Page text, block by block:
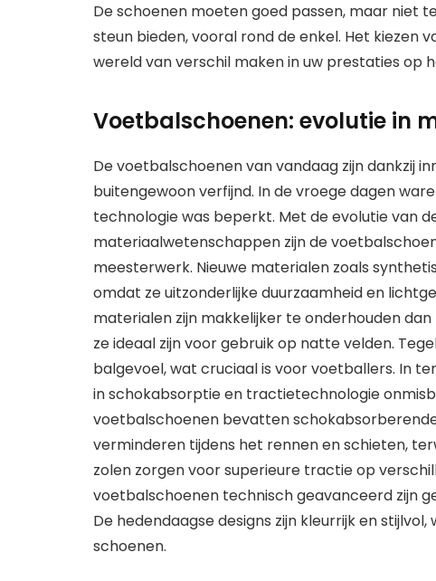
De schoenen moeten goed passen, maar niet
steun bieden, vooral rond de enkel. Het kiezen
wereld van verschil maken in uw prestaties op
Voetbalschoenen: evolutie in
De voetbalschoenen van vandaag zijn dankzij
buitengewoon verfijnd. In de vroege dagen
technologie was beperkt. Met de evolutie van
materiaalwetenschappen zijn de
meesterwerk. Nieuwe materialen zoals
omdat ze uitzonderlijke duurzaamheid en
materialen zijn makkelijker te onderhouden
ze ideaal zijn voor gebruik op natte velden.
balgevoel, wat cruciaal is voor voetballers. In
in schokabsorptie en tractietechnologie
voetbalschoenen bevatten
verminderen tijdens het rennen en schieten,
zolen zorgen voor superieure tractie op
voetbalschoenen technisch geavanceerd zijn
De hedendaagse designs zijn kleurrijk en
schoenen.